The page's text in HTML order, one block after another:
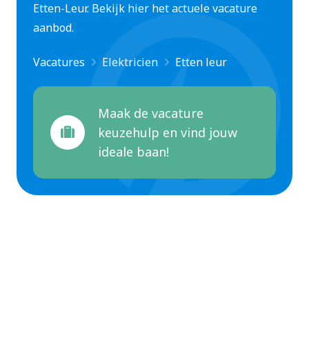
Etten-Leur. Bekijk hier het actuele vacature
aanbod.
Vacatures Elektricien Etten leur
Maak de vacature
keuzehulp en vind jouw
ideale baan!